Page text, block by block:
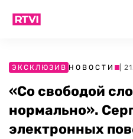
ЭКСКЛЮЗИВ НОВОСТИ |
«Со свободой
нормально».
электронных